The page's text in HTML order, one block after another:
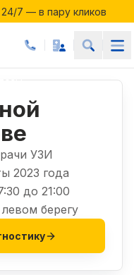
7 — в пару кликов
7 — в пару кликов
УЗИ
2023 года
до 21:00
берегу